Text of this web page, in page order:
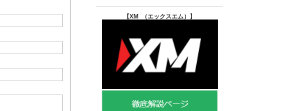
【XM （エックスエム） 】